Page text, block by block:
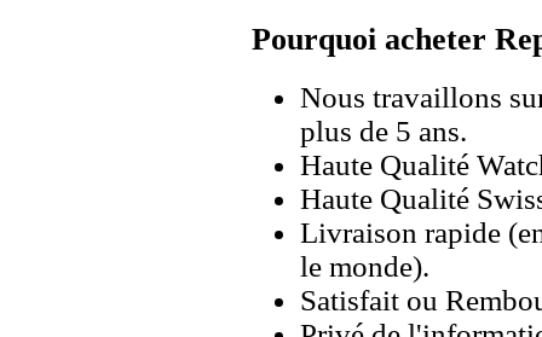
Pourquoi acheter
Nous travaillons
plus de 5 ans.
Haute Qualité
Haute Qualité
Livraison rapide
le monde).
Satisfait ou